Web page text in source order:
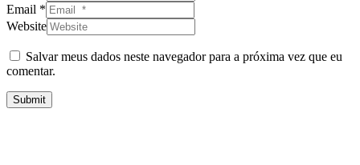
Email *
Website
Salvar meus dados neste navegador para a próxima vez que eu
comentar.
Submit